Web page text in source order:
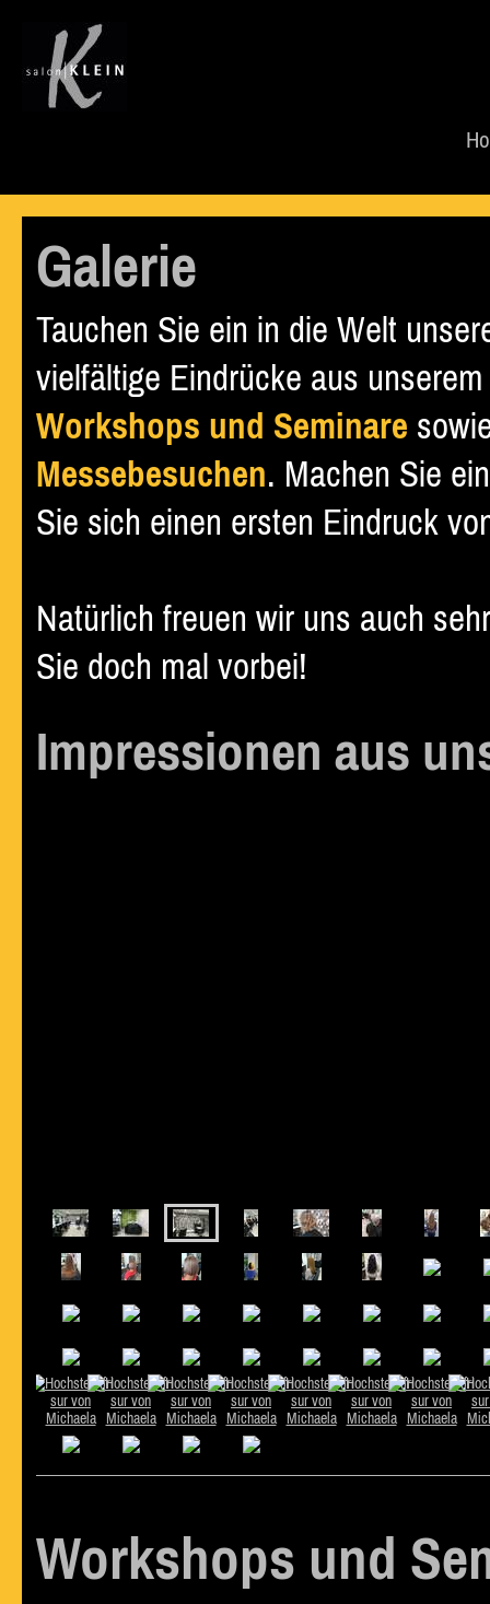
Galerie
Tauchen Sie ein in die Welt
vielfältige Eindrücke aus unserem
Workshops und Seminare
Messebesuchen. Machen Sie
Sie sich einen ersten Eindruck
Natürlich freuen wir uns auch
Sie doch mal vorbei!
Impressionen aus
Workshops und